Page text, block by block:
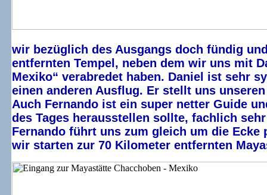
wir bezüglich des Ausgangs doch fündig
entfernten Tempel, neben dem wir uns mit
Mexiko“ verabredet haben. Daniel ist sehr
einen anderen Ausflug. Er stellt uns
Auch Fernando ist ein super netter Guide
des Tages herausstellen sollte, fachlich
Fernando führt uns zum gleich um die Ecke
wir starten zur 70 Kilometer entfernten